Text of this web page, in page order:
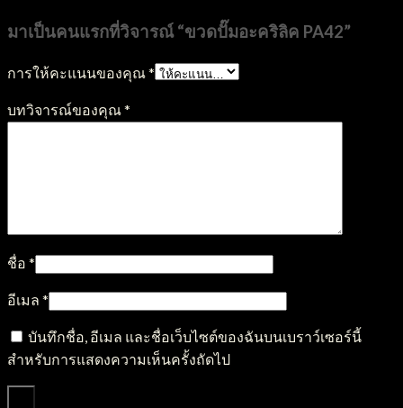
มาเป็นคนแรกที่วิจารณ์ “ขวดปั๊มอะคริลิค PA42”
การให้คะแนนของคุณ*
บทวิจารณ์ของคุณ*
ชื่อ *
อีเมล *
บันทึกชื่อ, อีเมล และชื่อเว็บไซต์ของฉันบนเบราว์เซอร์นี้
สำหรับการแสดงความเห็นครั้งถัดไป